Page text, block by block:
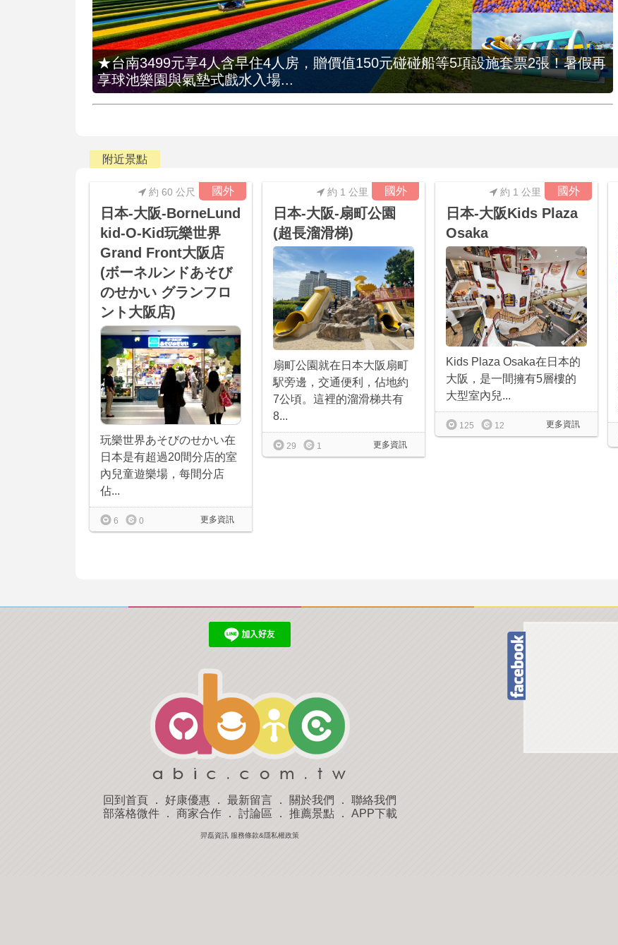
★台南3499元享4人含早住4人房，贈價值150元碰碰船等5項設施套票2張！暑假再
享球池樂園與氣墊式戲水入場...
附近景點
國外
約 60 公尺
日本-大阪-BorneLund
kid-O-Kid玩樂世界
Grand Front大阪店
(ボーネルンドあそび
のせかい グランフロ
ント大阪店)
玩樂世界あそびのせかい在
日本是有超過20間分店的室
內兒童遊樂場，每間分店
佔...
更多資訊
6 0
國外
約 1 公里
日本-大阪-扇町公園
(超長溜滑梯)
扇町公園就在日本大阪扇町
駅旁邊，交通便利，佔地約
7公頃。這裡的溜滑梯共有
8...
更多資訊
29 1
國外
約 1 公里
日本-大阪Kids Plaza
Osaka
Kids Plaza Osaka在日本的
大阪，是一間擁有5層樓的
大型室內兒...
更多資訊
125 12
回到首頁 ． 好康優惠 ． 最新留言 ． 關於我們 ． 聯絡我們
部落格微件． 商家合作． 討論區 ． 推薦景點． APP下載
羿磊資訊 服務條款&隱私權政策